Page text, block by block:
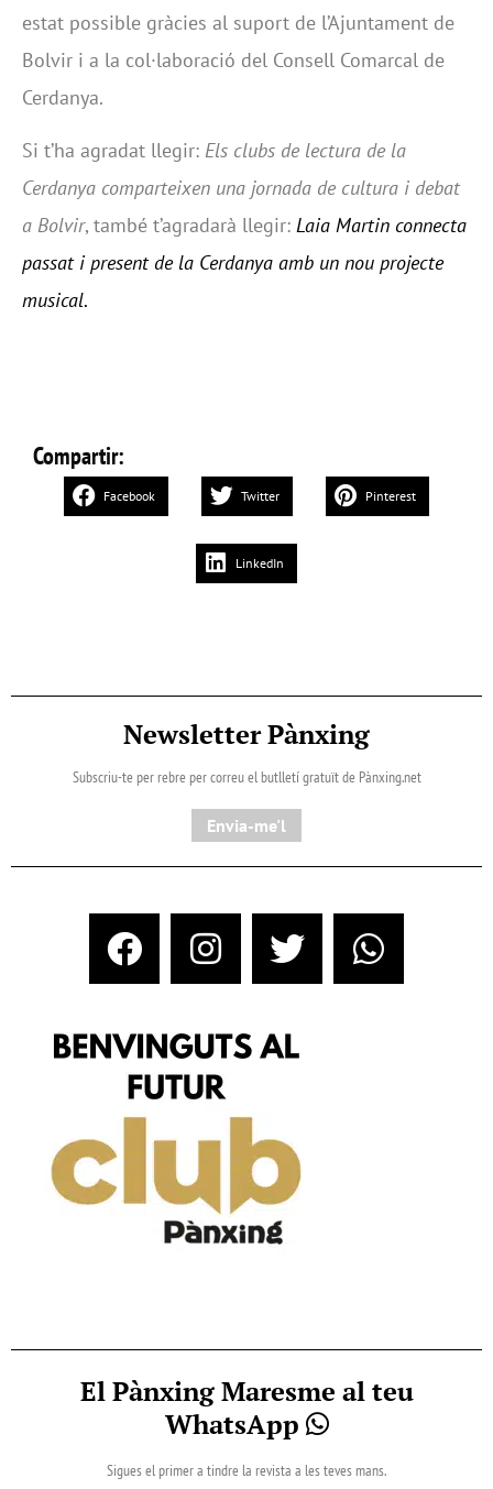
estat possible gràcies al suport de l’Ajuntament de
Bolvir i a la col·laboració del Consell Comarcal de
Cerdanya.
Si t’ha agradat llegir: Els clubs de lectura de la
Cerdanya comparteixen una jornada de cultura i debat
a Bolvir, també t’agradarà llegir: Laia Martin connecta
passat i present de la Cerdanya amb un nou projecte
musical.
Compartir:
Facebook Twitter Pinterest
LinkedIn
Newsletter Pànxing
Subscriu-te per rebre per correu el butlletí gratuït de Pànxing.net​
Envia-me'l
El Pànxing Maresme al teu
WhatsApp
Sigues el primer a tindre la revista a les teves mans.